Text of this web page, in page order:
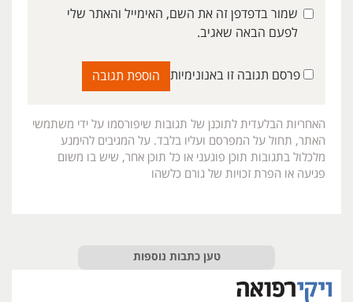
שמור בדפדפן זה את השם, האימייל והאתר שלי
לפעם הבאה שאגיב.
פרסם תגובה זו באנונימיות
האחריות הבלעדית לתוכנן של תגובות שיפורסמו על ידי משתמשי
האתר, תחול על המפרסם ועליו בלבד. על המגיבים להימנע
מלכלול בתגובות תוכן פוגעני או כל תוכן אחר, שיש בו משום
פגיעה או הפרת זכויות של גורם כלשהו
טען כתבות נוספות